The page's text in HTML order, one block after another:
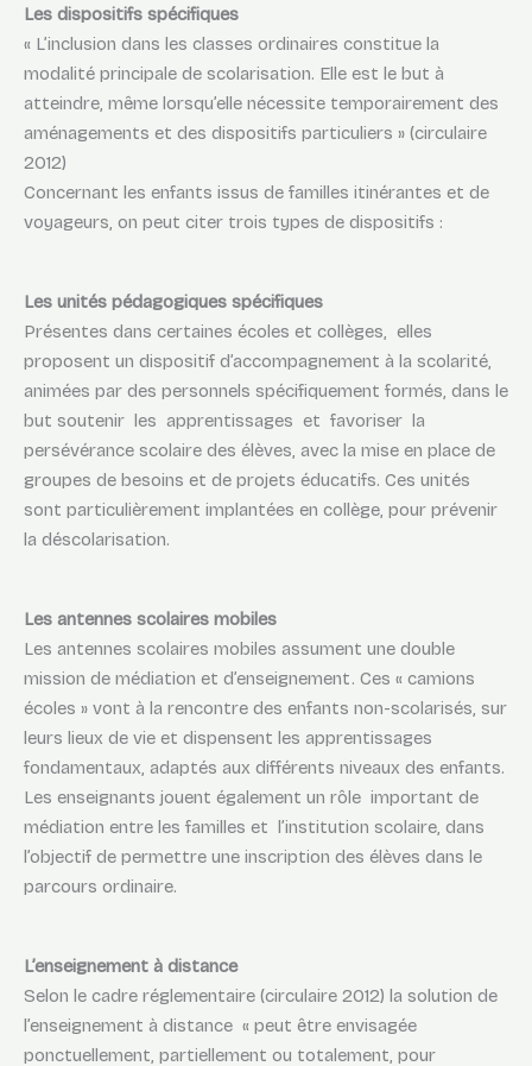
Les dispositifs spécifiques
« L’inclusion dans les classes ordinaires constitue la
modalité principale de scolarisation. Elle est le but à
atteindre, même lorsqu’elle nécessite temporairement des
aménagements et des dispositifs particuliers » (circulaire
2012)
Concernant les enfants issus de familles itinérantes et de
voyageurs, on peut citer trois types de dispositifs :
Les unités pédagogiques spécifiques
Présentes dans certaines écoles et collèges, elles
proposent un dispositif d’accompagnement à la scolarité,
animées par des personnels spécifiquement formés, dans le
but soutenir les apprentissages et favoriser la
persévérance scolaire des élèves, avec la mise en place de
groupes de besoins et de projets éducatifs. Ces unités
sont particulièrement implantées en collège, pour prévenir
la déscolarisation.
Les antennes scolaires mobiles
Les antennes scolaires mobiles assument une double
mission de médiation et d’enseignement. Ces « camions
écoles » vont à la rencontre des enfants non-scolarisés, sur
leurs lieux de vie et dispensent les apprentissages
fondamentaux, adaptés aux différents niveaux des enfants.
Les enseignants jouent également un rôle important de
médiation entre les familles et l’institution scolaire, dans
l’objectif de permettre une inscription des élèves dans le
parcours ordinaire.
L’enseignement à distance
Selon le cadre réglementaire (circulaire 2012) la solution de
l’enseignement à distance « peut être envisagée
ponctuellement, partiellement ou totalement, pour